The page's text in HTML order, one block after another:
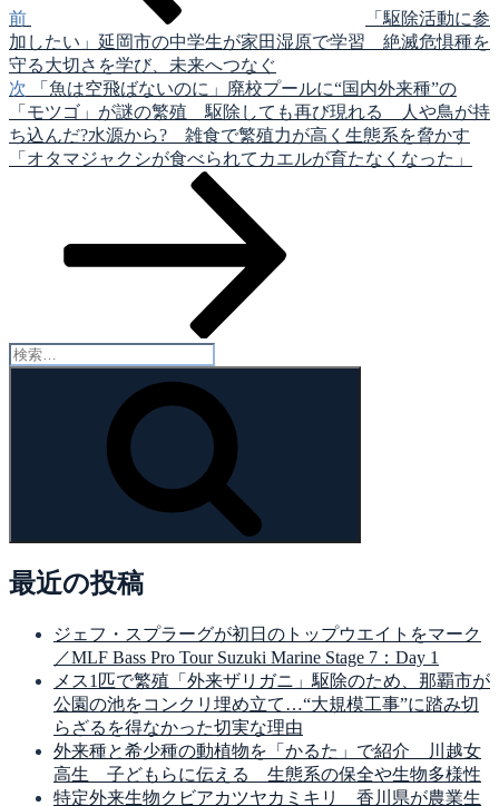
ゲ
ー
シ
ョ
ン
前
「駆除活動に参
加したい」延岡市の中学生が家田湿原で学習 絶滅危惧種を
守る大切さを学び、未来へつなぐ
次
の
投
稿
次
「魚は空飛ばないのに」廃校プールに“国内外来種”の
「モツゴ」が謎の繁殖 駆除しても再び現れる 人や鳥が持
ち込んだ?水源から? 雑食で繁殖力が高く生態系を脅かす
「オタマジャクシが食べられてカエルが育たなくなった」
検
最近の投稿
ジェフ・スプラーグが初日のトップウエイトをマーク
／MLF Bass Pro Tour Suzuki Marine Stage 7：Day 1
メス1匹で繁殖「外来ザリガニ」駆除のため、那覇市が
公園の池をコンクリ埋め立て…“大規模工事”に踏み切
らざるを得なかった切実な理由
外来種と希少種の動植物を「かるた」で紹介 川越女
高生 子どもらに伝える 生態系の保全や生物多様性
特定外来生物クビアカツヤカミキリ 香川県が農業生